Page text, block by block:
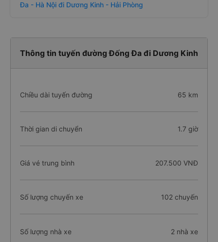
Đa - Hà Nội đi Dương Kinh - Hải Phòng
Thông tin tuyến đường Đống Đa đi Dương Kinh
Chiều dài tuyến đường 65 km
Thời gian di chuyển 1.7 giờ
Giá vé trung bình 207.500 VNĐ
Số lượng chuyến xe 102 chuyến
Số lượng nhà xe 2 nhà xe